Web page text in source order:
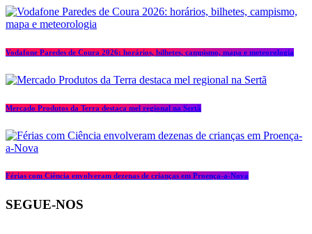
Vodafone Paredes de Coura 2026: horários, bilhetes, campismo, mapa e meteorologia
Mercado Produtos da Terra destaca mel regional na Sertã
Férias com Ciência envolveram dezenas de crianças em Proença-a-Nova
SEGUE-NOS